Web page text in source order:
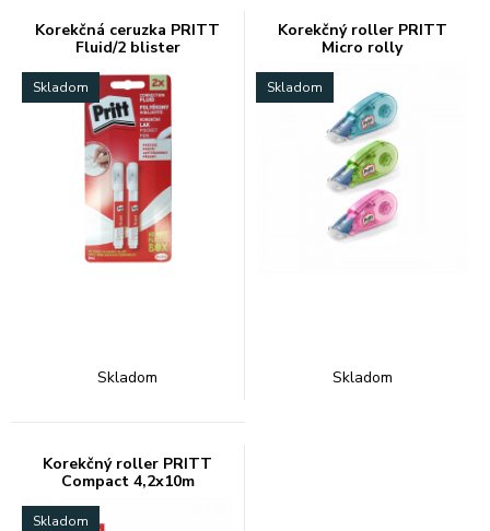
Korekčná ceruzka PRITT
Fluid/2 blister
Skladom
Skladom
Korekčný roller PRITT
Micro rolly
Skladom
Skladom
Korekčný roller PRITT
Compact 4,2x10m
Skladom